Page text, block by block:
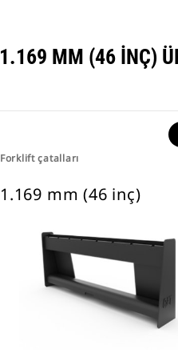
1.169 MM (46 INÇ)
Forklift çatalları
1.169 mm (46 inç)